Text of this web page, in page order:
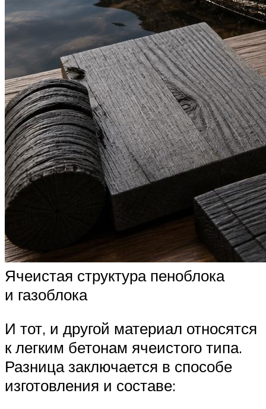
Ячеистая структура пеноблока
и газоблока
И тот, и другой материал относятся
к легким бетонам ячеистого типа.
Разница заключается в способе
изготовления и составе: